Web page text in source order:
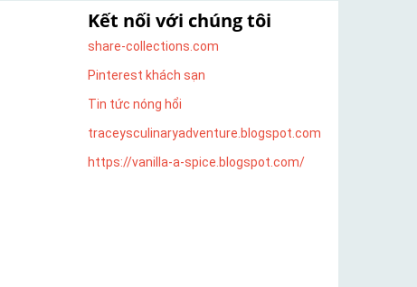
Kết nối với chúng tôi
share-collections.com
Pinterest khách sạn
Tin tức nóng hổi
traceysculinaryadventure.blogspot.com
https://vanilla-a-spice.blogspot.com/